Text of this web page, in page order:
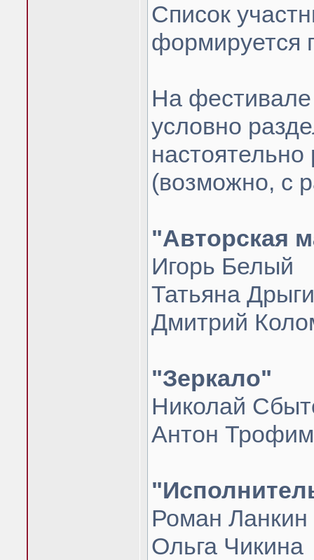
Список
формируется
На фестивале
условно
(возможно, с
"Авторская
Игорь Белый
Татьяна
Дмитрий
"Зеркало"
Николай
Антон
Роман Ланкин
Ольга Чикина